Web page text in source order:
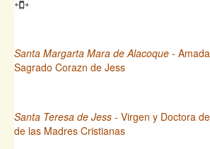
Santa Margarta Mara de Alacoque -
Sagrado Corazn de Jess
Santa Teresa de Jess - Virgen y Doctora
de las Madres Cristianas